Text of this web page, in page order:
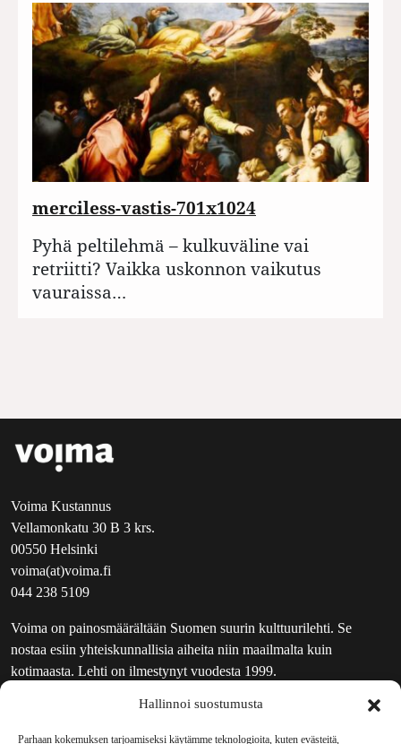
Hallinnoi suostumusta
Parhaan kokemuksen tarjoamiseksi käytämme teknologioita, kuten evästeitä,
merciless-vastis-701x1024
Pyhä peltilehmä – kulkuväline vai
retriitti? Vaikka uskonnon vaikutus
vauraissa…
Voima Kustannus
Vellamonkatu 30 B 3 krs.
00550 Helsinki
voima(at)voima.fi
044 238 5109
Voima on painosmäärältään Suomen suurin kulttuurilehti. Se
nostaa esiin yhteiskunnallisia aiheita niin maailmalta kuin
kotimaasta. Lehti on ilmestynyt vuodesta 1999.
UUTISKIRJE